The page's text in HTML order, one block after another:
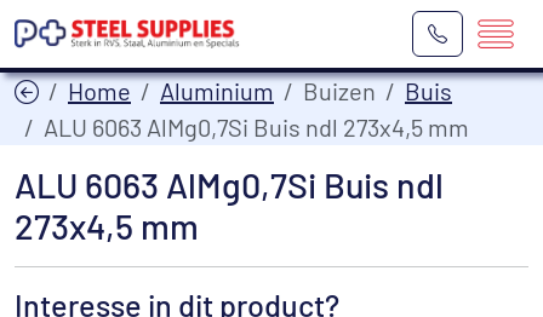
Home Aluminium Buizen
Buis
ALU 6063 AlMg0,7Si Buis ndl 273x4,5 mm
ALU 6063 AlMg0,7Si Buis ndl
273x4,5 mm
Interesse in dit product?